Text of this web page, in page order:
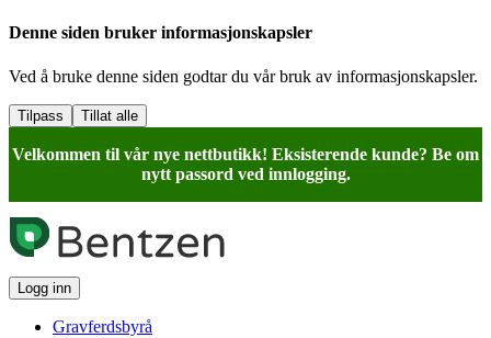
Denne siden bruker informasjonskapsler
Ved å bruke denne siden godtar du vår bruk av informasjonskapsler.
Tilpass Tillat alle
Velkommen til vår nye nettbutikk! Eksisterende kunde? Be om
nytt passord ved innlogging.
Logg inn
Gravferdsbyrå